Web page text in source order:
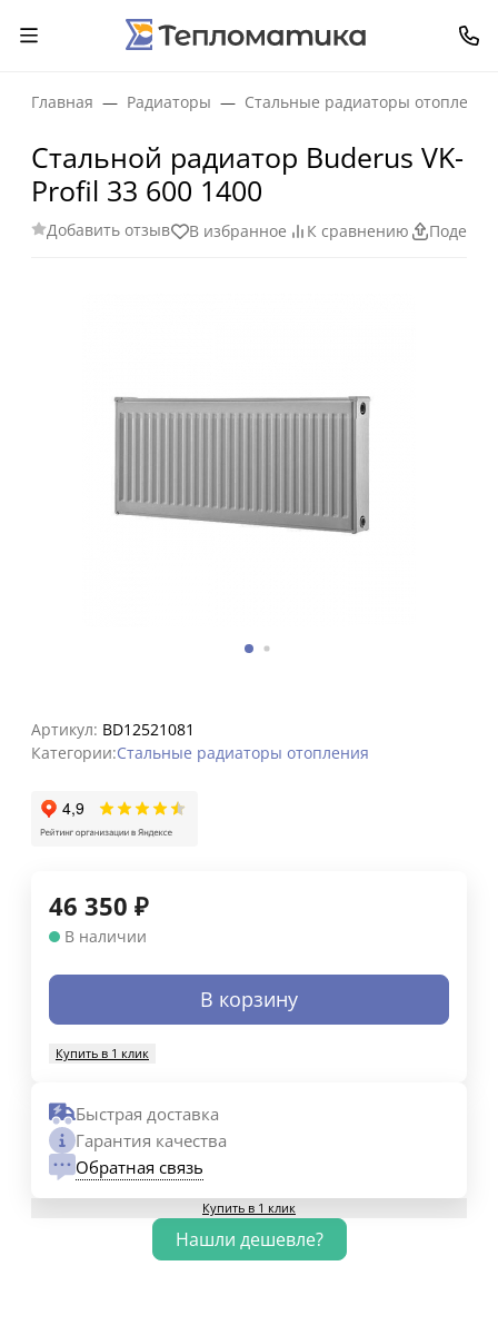
Главная Радиаторы Стальные радиаторы отопления
Стальной радиатор Buderus VK-
Profil 33 600 1400
Добавить отзыв В избранное К сравнению
Артикул: BD12521081
Категории:Стальные радиаторы отопления
46 350 ₽
В наличии
В корзину
Купить в 1 клик
Быстрая доставка
Гарантия качества
Обратная связь
Купить в 1 клик